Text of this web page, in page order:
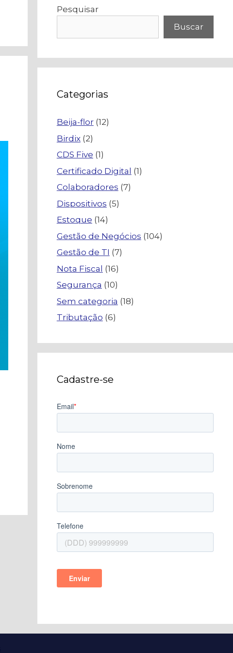
Pesquisar
Buscar
Categorias
Beija-flor(12)
Birdix(2)
CDS Five (1)
Certificado Digital (1)
Colaboradores (7)
Dispositivos (5)
Estoque (14)
Gestão de Negócios (104)
Gestão de TI (7)
Nota Fiscal (16)
Segurança (10)
Sem categoria (18)
Tributação (6)
Cadastre-se